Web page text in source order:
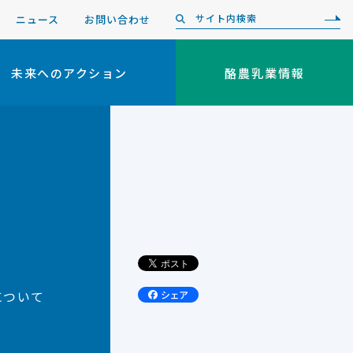
ニュース お問い合わせ
未来へのアクション 酪農乳業情報
いて